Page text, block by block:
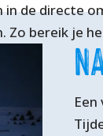
de directe
Zo bereik je